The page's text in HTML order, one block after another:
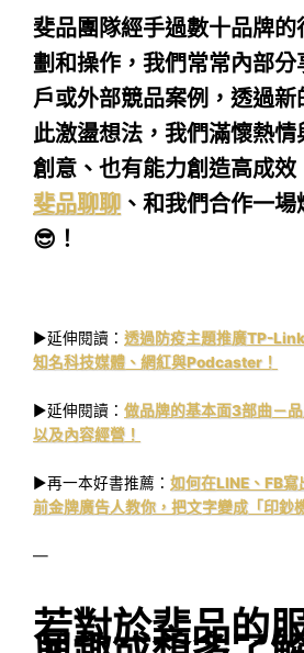
斐品團隊經手過數十品牌的
劃和操作，我們常常內部分
戶或外部競品案例，透過新
此激盪想法，我們滿懷熱情
創意、也有能力創造高成效
斐品聊聊 、和我們合作一
😎！
►延伸閱讀： 透過防疫主題推廣TP-
知名科技媒體、網紅與Podcaster！
►延伸閱讀： 做品牌的基本面3部曲－
以及內容經營！
►再一本好書推薦： 如何在LINE、FB
前金牌廣告人教你，把文字變成「印鈔
—
若對於斐品的